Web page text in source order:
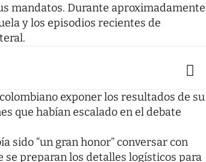
mandatos. Durante aproximadamente
y los episodios recientes de
exponer los resultados de su
que habían escalado en el debate
sido “un gran honor” conversar con
se preparan los detalles logísticos para